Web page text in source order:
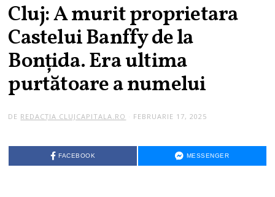
Cluj: A murit proprietara
Castelui Banffy de la
Bonțida. Era ultima
purtătoare a numelui
DE REDACȚIA CLUJCAPITALA.RO FEBRUARIE 17, 2025
FACEBOOK MESSENGER